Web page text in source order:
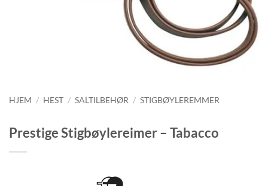
HJEM / HEST / SALTILBEHØR / STIGBØYLEREMMER
Prestige Stigbøylereimer – Tabacco